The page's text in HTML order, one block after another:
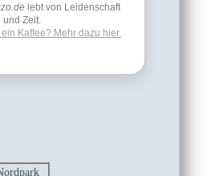
lebt von Leidenschaft
und Zeit.
Kaffee? Mehr dazu hier.